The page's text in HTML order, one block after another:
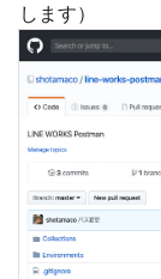
します）